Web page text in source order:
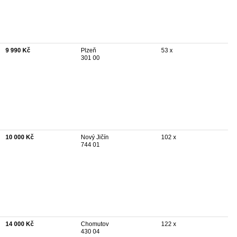
9 990 Kč
Plzeň
301 00
53 x
10 000 Kč
Nový Jičín
744 01
102 x
14 000 Kč
Chomutov
430 04
122 x